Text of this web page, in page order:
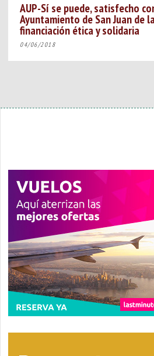
AUP-Sí se puede, satisfecho
Ayuntamiento de San Juan de
financiación ética y solidaria
04/06/2018